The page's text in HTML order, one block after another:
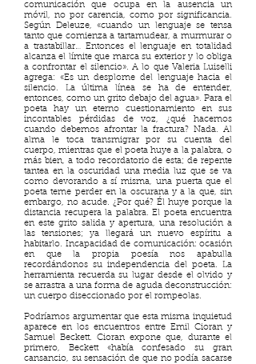
comunicación que ocupa en la ausencia un
móvil, no por carencia, como por significancia.
Según Deleuze, «cuando un lenguaje se tensa
tanto que comienza a tartamudear, a murmurar o
a trastabillar… Entonces el lenguaje en totalidad
alcanza el límite que marca su exterior y lo obliga
a confrontar el silencio». A lo que Valeria Luiselli
agrega: «Es un desplome del lenguaje hacia el
silencio. La última línea se ha de entender,
entonces, como un grito debajo del agua». Para el
poeta hay un eterno cuestionamiento en sus
incontables pérdidas de voz, ¿qué hacemos
cuando debemos afrontar la fractura? Nada. Al
alma le toca transmigrar por su cuenta del
cuerpo, mientras que el poeta huye a la palabra, o
más bien, a todo recordatorio de esta; de repente
tantea en la oscuridad una media luz que se va
como devorando a sí misma, una puerta que el
poeta teme perder en la oscurana y a la que, sin
embargo, no acude. ¿Por qué? Él huye porque la
distancia recupera la palabra. El poeta encuentra
en este grito salida y apertura, una resolución a
las tensiones; ya llegará un nuevo espíritu a
habitarlo. Incapacidad de comunicación: ocasión
en que la propia poesía nos apabulla
recordándonos su independencia del poeta. La
herramienta recuerda su lugar desde el olvido y
se arrastra a una forma de aguda deconstrucción:
un cuerpo diseccionado por el rompeolas.
Podríamos argumentar que esta misma inquietud
aparece en los encuentros entre Emil Cioran y
Samuel Beckett. Cioran expone que, durante el
primero, Beckett «había confesado su gran
cansancio, su sensación de que no podía sacarse